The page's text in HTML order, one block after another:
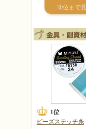
30位まで
ビーズステッチ糸